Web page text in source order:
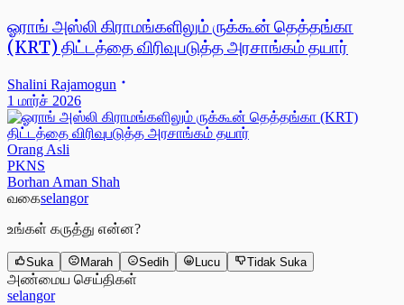
ஓராங் அஸ்லி கிராமங்களிலும் ருக்கூன் தெத்தங்கா
(KRT) திட்டத்தை விரிவுபடுத்த அரசாங்கம் தயார்
Shalini Rajamogun
1 மார்ச் 2026
Orang Asli
PKNS
Borhan Aman Shah
வகைselangor
உங்கள் கருத்து என்ன?
Suka Marah Sedih Lucu Tidak Suka
அண்மைய செய்திகள்
selangor